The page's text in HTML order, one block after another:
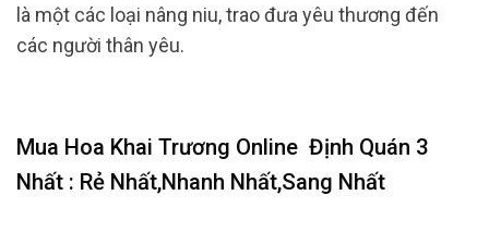
là một các loại nâng niu, trao đưa yêu thương đến
các người thân yêu.
Mua Hoa Khai Trương Online Định Quán 3
Nhất : Rẻ Nhất,Nhanh Nhất,Sang Nhất